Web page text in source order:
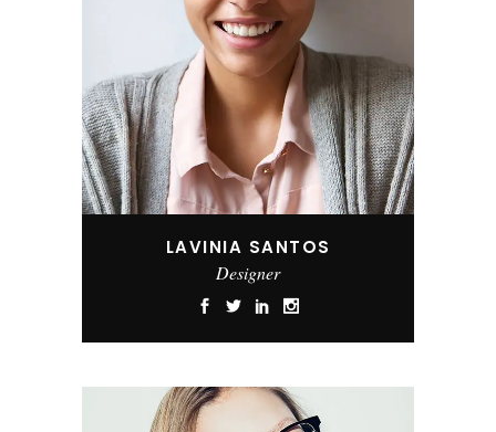
LAVINIA SANTOS
Designer